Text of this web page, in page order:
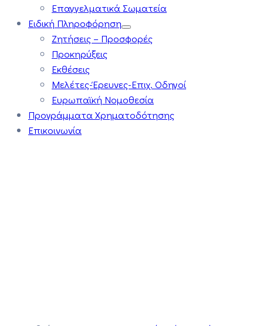
Επαγγελματικά Σωματεία
Ειδική Πληροφόρηση
Ζητήσεις – Προσφορές
Προκηρύξεις
Εκθέσεις
Μελέτες-Έρευνες-Επιχ. Οδηγοί
Ευρωπαϊκή Νομοθεσία
Προγράμματα Χρηματοδότησης
Επικοινωνία